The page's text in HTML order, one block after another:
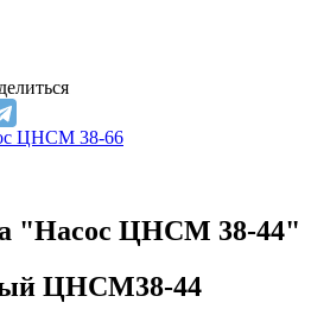
ЦНСМ 38-66
"Насос ЦНСМ 38-44"
ЦНСМ38-44